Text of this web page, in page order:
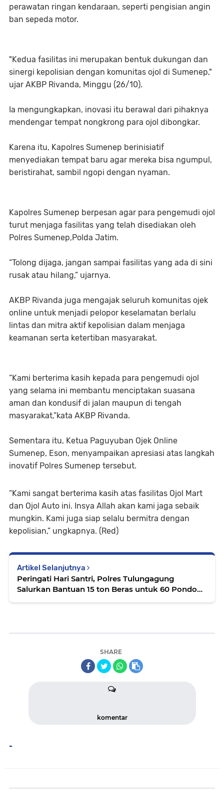
perawatan ringan kendaraan, seperti pengisian angin
ban sepeda motor.
"Kedua fasilitas ini merupakan bentuk dukungan dan
sinergi kepolisian dengan komunitas ojol di Sumenep,"
ujar AKBP Rivanda, Minggu (26/10).
Ia mengungkapkan, inovasi itu berawal dari pihaknya
mendengar tempat nongkrong para ojol dibongkar.
Karena itu, Kapolres Sumenep berinisiatif
menyediakan tempat baru agar mereka bisa ngumpul,
beristirahat, sambil ngopi dengan nyaman.
Kapolres Sumenep berpesan agar para pengemudi ojol
turut menjaga fasilitas yang telah disediakan oleh
Polres Sumenep,Polda Jatim.
“Tolong dijaga, jangan sampai fasilitas yang ada di sini
rusak atau hilang,” ujarnya.
AKBP Rivanda juga mengajak seluruh komunitas ojek
online untuk menjadi pelopor keselamatan berlalu
lintas dan mitra aktif kepolisian dalam menjaga
keamanan serta ketertiban masyarakat.
“Kami berterima kasih kepada para pengemudi ojol
yang selama ini membantu menciptakan suasana
aman dan kondusif di jalan maupun di tengah
masyarakat,”kata AKBP Rivanda.
Sementara itu, Ketua Paguyuban Ojek Online
Sumenep, Eson, menyampaikan apresiasi atas langkah
inovatif Polres Sumenep tersebut.
“Kami sangat berterima kasih atas fasilitas Ojol Mart
dan Ojol Auto ini. Insya Allah akan kami jaga sebaik
mungkin. Kami juga siap selalu bermitra dengan
kepolisian,” ungkapnya. (Red)
Artikel Selanjutnya
Peringati Hari Santri, Polres Tulungagung
Salurkan Bantuan 15 ton Beras untuk 60 Pondok
SHARE
komentar
-